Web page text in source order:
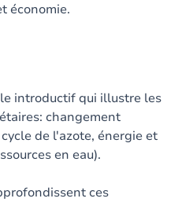
économie.
introductif qui illustre les
changement
de l'azote, énergie et
en eau).
ces